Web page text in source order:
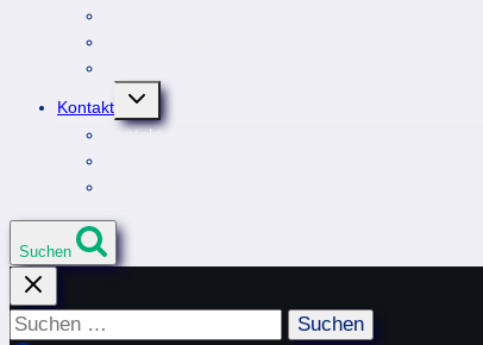
Kontakt
Untermenü
Kontakt & Newsletteranmeldung
Suchen
Suchen